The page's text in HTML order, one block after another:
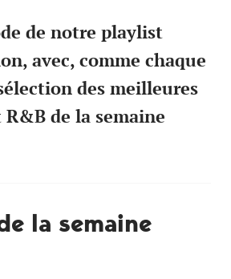
de notre playlist
avec, comme chaque
des meilleures
de la semaine
la semaine